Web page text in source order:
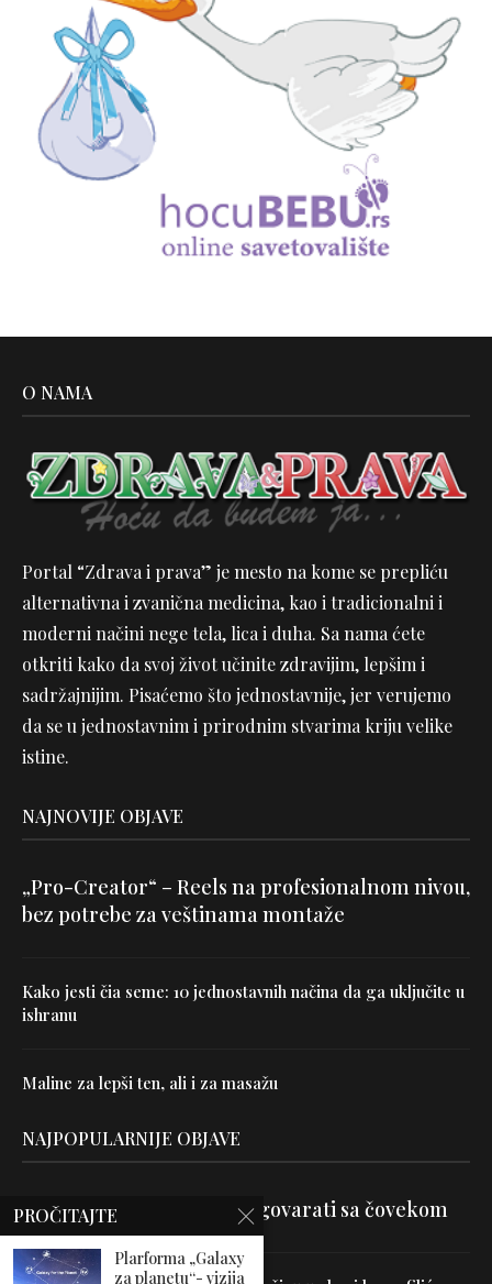
O NAMA
Portal “Zdrava i prava” je mesto na kome se prepliću
alternativna i zvanična medicina, kao i tradicionalni i
moderni načini nege tela, lica i duha. Sa nama ćete
otkriti kako da svoj život učinite zdravijim, lepšim i
sadržajnijim. Pisaćemo što jednostavnije, jer verujemo
da se u jednostavnim i prirodnim stvarima kriju velike
istine.
NAJNOVIJE OBJAVE
„Pro-Creator“ – Reels na profesionalnom nivou,
bez potrebe za veštinama montaže
Kako jesti čia seme: 10 jednostavnih načina da ga uključite u
ishranu
Maline za lepši ten, ali i za masažu
NAJPOPULARNIJE OBJAVE
Velika je veština znati razgovarati sa čovekom
PROČITAJTE
Plarforma „Galaxy
za planetu“- vizija